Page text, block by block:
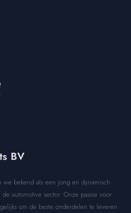
BV
we bekend als een jong en dynamisch
automotive sector. Onze passie voor
om de beste onderdelen te leveren